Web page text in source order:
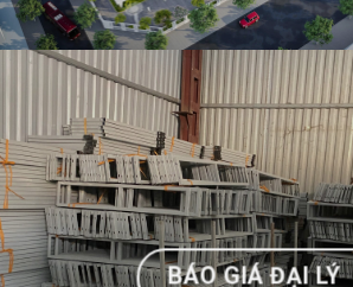
BÁO GIÁ ĐẠI LÝ